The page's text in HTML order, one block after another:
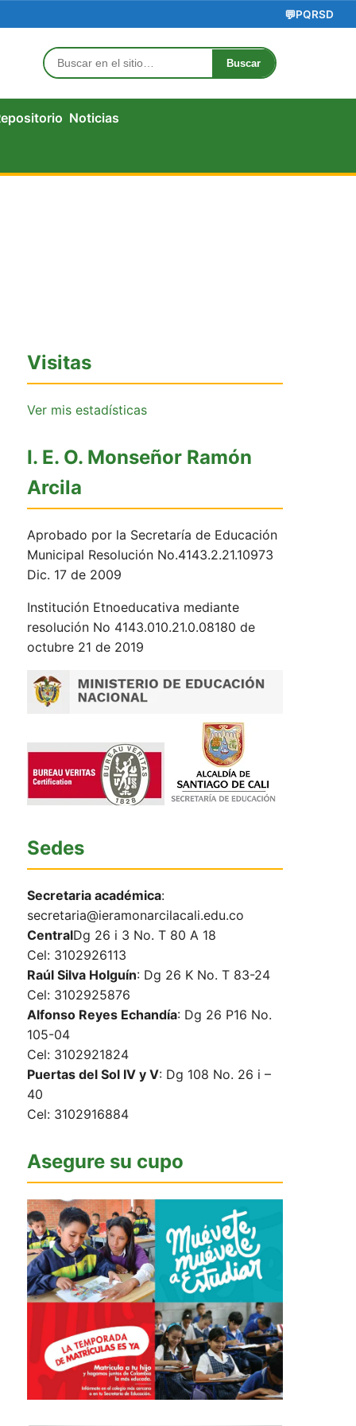
💬PQRSD
Buscar
Buscar
Noticias
Visitas
Ver mis estadísticas
I. E. O. Monseñor Ramón
Arcila
Aprobado por la Secretaría de Educación
Municipal Resolución No.4143.2.21.10973
Dic. 17 de 2009
Institución Etnoeducativa mediante
resolución No 4143.010.21.0.08180 de
octubre 21 de 2019
Sedes
Secretaria académica:
secretaria@ieramonarcilacali.edu.co
CentralDg 26 i 3 No. T 80 A 18
Cel: 3102926113
Raúl Silva Holguín: Dg 26 K No. T 83-24
Cel: 3102925876
Alfonso Reyes Echandía: Dg 26 P16 No.
105-04
Cel: 3102921824
Puertas del Sol IV y V: Dg 108 No. 26 i –
40
Cel: 3102916884
Asegure su cupo